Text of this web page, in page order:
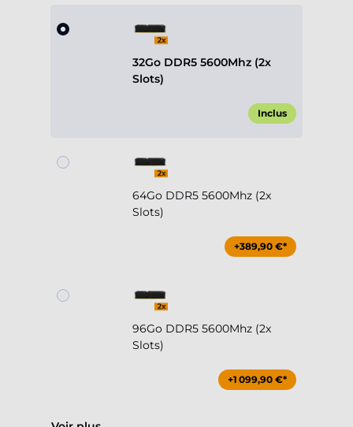
32Go DDR5 5600Mhz (2x
Slots)
Inclus
64Go DDR5 5600Mhz (2x
Slots)
+389,90 €*
96Go DDR5 5600Mhz (2x
Slots)
+1 099,90 €*